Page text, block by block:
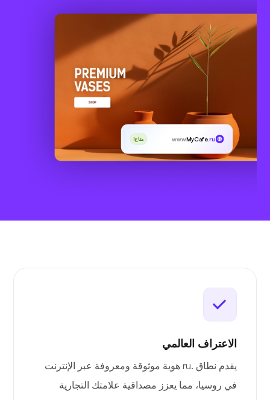
wwwMyCafe.ru متاح!
الاعتراف العالمي
يقدم نطاق .ru هوية موثوقة ومعروفة عبر الإنترنت
في روسيا، مما يعزز مصداقية علامتك التجارية